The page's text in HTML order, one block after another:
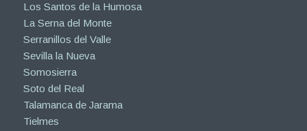
Los Santos de la Humosa
La Serna del Monte
Serranillos del Valle
Sevilla la Nueva
Somosierra
Soto del Real
Talamanca de Jarama
Tielmes